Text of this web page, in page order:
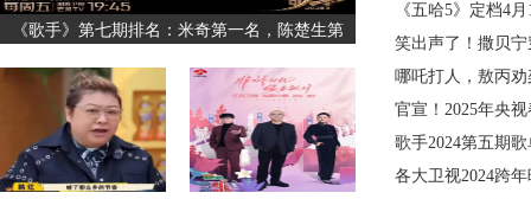
《歌手》第七期排名：米奇第一名，陈楚生第
《五哈5》定档4
笑出声了！撒贝
哪吒打人，敖丙
官宣！2025年央
歌手2024第五期
各大卫视2024跨